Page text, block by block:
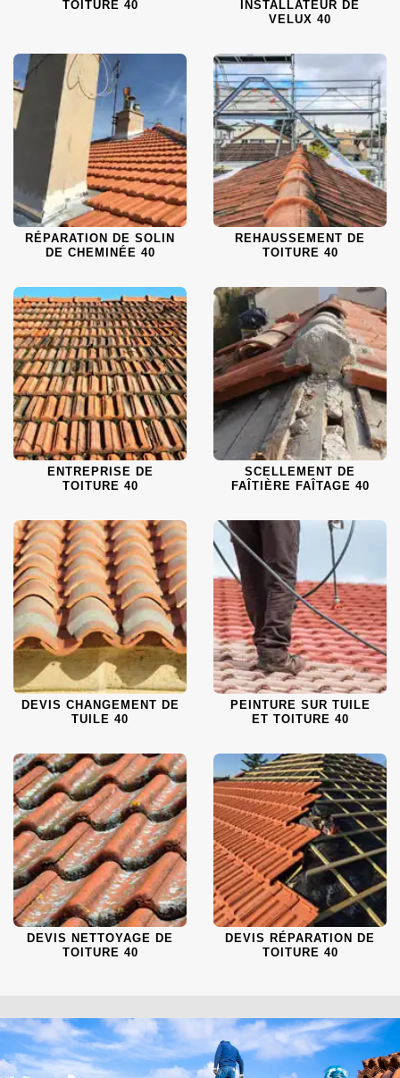
TOITURE 40
INSTALLATEUR DE
VELUX 40
RÉPARATION DE SOLIN
DE CHEMINÉE 40
REHAUSSEMENT DE
TOITURE 40
ENTREPRISE DE
TOITURE 40
SCELLEMENT DE
FAÎTIÈRE FAÎTAGE 40
DEVIS CHANGEMENT DE
TUILE 40
PEINTURE SUR TUILE
ET TOITURE 40
DEVIS NETTOYAGE DE
TOITURE 40
DEVIS RÉPARATION DE
TOITURE 40